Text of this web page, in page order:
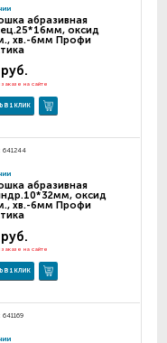
абразивная
оксид
хв.-6мм Профи
на сайте
В 1 КЛИК
641244
абразивная
оксид
хв.-6мм Профи
на сайте
В 1 КЛИК
641169